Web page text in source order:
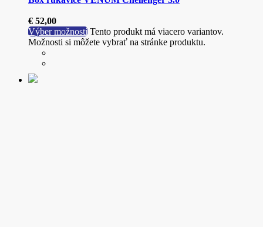
€ 52,00
Výber možností Tento produkt má viacero variantov.
Možnosti si môžete vybrať na stránke produktu.